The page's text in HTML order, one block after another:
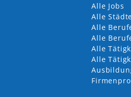
Alle Jobs
Alle
Alle
Alle
Alle
Alle